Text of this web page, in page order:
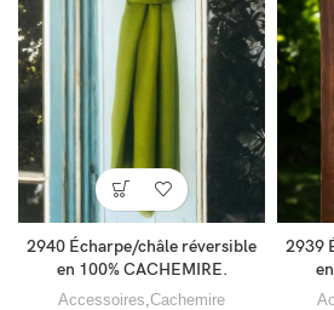
2940 Écharpe/châle réversible
en 100% CACHEMIRE.
Accessoires Cachemire
2939